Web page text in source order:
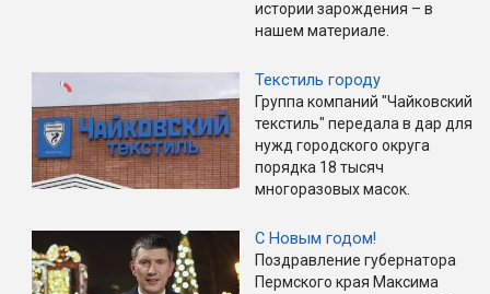
истории зарождения – в
нашем материале.
Текстиль городу
Группа компаний "Чайковский
текстиль" передала в дар для
нужд городского округа
порядка 18 тысяч
многоразовых масок.
С Новым годом!
Поздравление губернатора
Пермского края Максима